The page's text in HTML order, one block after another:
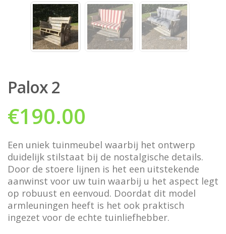
Palox 2
€190.00
Een uniek tuinmeubel waarbij het ontwerp
duidelijk stilstaat bij de nostalgische details.
Door de stoere lijnen is het een uitstekende
aanwinst voor uw tuin waarbij u het aspect legt
op robuust en eenvoud. Doordat dit model
armleuningen heeft is het ook praktisch
ingezet voor de echte tuinliefhebber.